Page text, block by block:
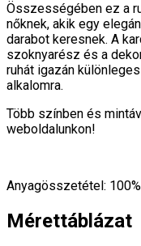
Összességében ez a
nőknek, akik egy
darabot keresnek. A
szoknyarész és a
ruhát igazán
alkalomra.
Több színben és
weboldalunkon!
Anyagösszetétel:
Mérettáblázat